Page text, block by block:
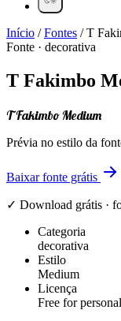
Início /Fontes /T
Fonte · decorativa
T Fakimbo
T Fakimbo Medium
Prévia no estilo da
Baixar fonte grátis
✓ Download grátis ·
Categoria
decorativa
Estilo
Medium
Licença
Free for